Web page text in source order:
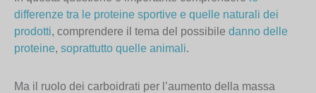
differenze tra le proteine sportive e quelle naturali dei
prodotti, comprendere il tema del possibile danno delle
proteine, soprattutto quelle animali.
Ma il ruolo dei carboidrati per l’aumento della massa